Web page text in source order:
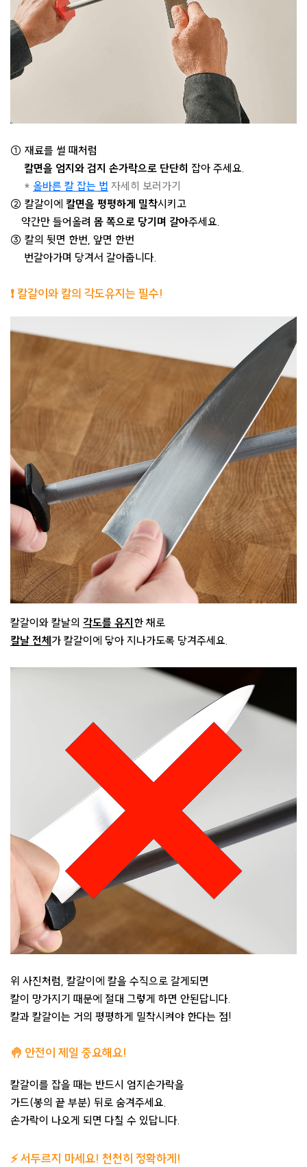
① 재료를 썰 때처럼
칼면을 엄지와 검지 손가락으로 단단히 잡아 주세요.
* 올바른 칼 잡는 법 자세히 보러가기
② 칼갈이에 칼면을 평평하게 밀착시키고
약간만 들어올려 몸 쪽으로 당기며 갈아주세요.
③ 칼의 뒷면 한번, 앞면 한번
번갈아가며 당겨서 갈아줍니다.
❗ 칼갈이와 칼의 각도유지는 필수!
칼갈이와 칼날의 각도를 유지 한 채로
칼날 전체 가 칼갈이에 닿아 지나가도록 당겨주세요.
위 사진처럼, 칼갈이에 칼을 수직으로 갈게되면
칼이 망가지기 때문에 절대 그렇게 하면 안된답니다.
칼과 칼갈이는 거의 평평하게 밀착시켜야 한다는 점!
🤚 안전이 제일 중요해요!
칼갈이를 잡을 때는 반드시 엄지손가락을
가드(봉의 끝 부분) 뒤로 숨겨주세요.
손가락이 나오게 되면 다칠 수 있답니다.
⚡ 서두르지 마세요! 천천히 정확하게!